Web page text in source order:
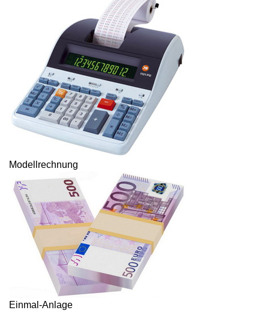
Modellrechnung
Einmal-Anlage